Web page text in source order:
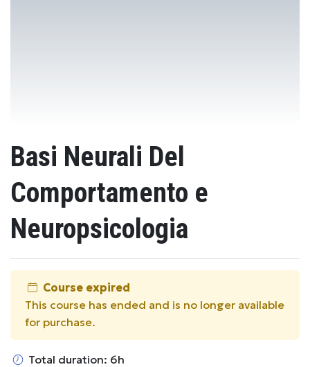
Basi Neurali Del
Comportamento e
Neuropsicologia
Course expired
This course has ended and is no longer available
for purchase.
Total duration: 6h